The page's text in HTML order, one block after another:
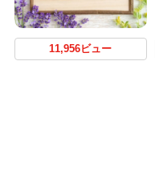
11,956ビュー